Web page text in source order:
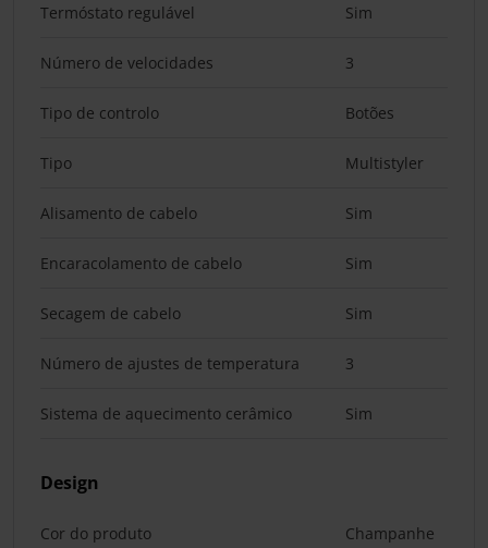
Termóstato regulável Sim
Número de velocidades 3
Tipo de controlo Botões
Tipo Multistyler
Alisamento de cabelo Sim
Encaracolamento de cabelo Sim
Secagem de cabelo Sim
Número de ajustes de temperatura 3
Sistema de aquecimento cerâmico Sim
Design
Cor do produto Champanhe